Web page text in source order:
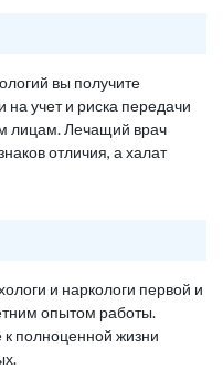
вы получите
учет и риска передачи
лицам. Лечащий врач
отличия, а халат
и наркологи первой и
опытом работы.
полноценной жизни